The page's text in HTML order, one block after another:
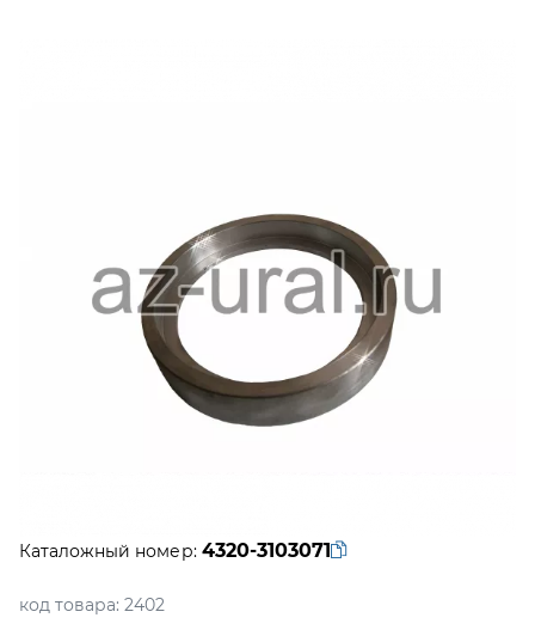
Каталожный номер: 4320-3103071
код товара: 2402